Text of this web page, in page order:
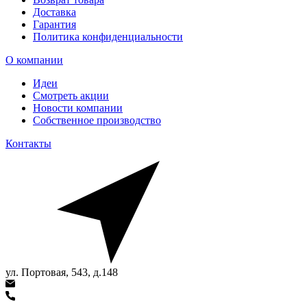
Доставка
Гарантия
Политика конфиденциальности
О компании
Идеи
Смотреть акции
Новости компании
Собственное производство
Контакты
ул. Портовая, 543, д.148